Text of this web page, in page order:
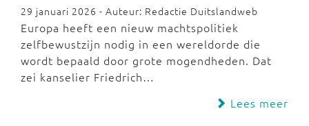
29 januari 2026 - Auteur: Redactie Duitslandweb
Europa heeft een nieuw machtspolitiek
zelfbewustzijn nodig in een wereldorde die
wordt bepaald door grote mogendheden. Dat
zei kanselier Friedrich…
Lees meer